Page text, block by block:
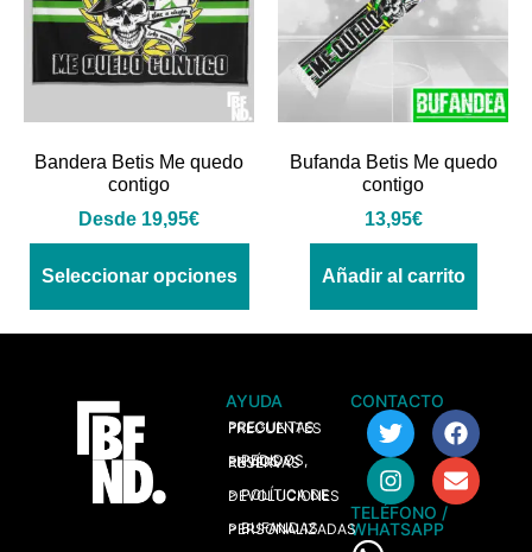
Bandera Betis Me quedo
contigo
Desde 19,95€
Seleccionar opciones
Bufanda Betis Me quedo
contigo
13,95€
Añadir al carrito
AYUDA
> PREGUNTAS FRECUENTES
> PEDIDOS, ENVÍOS Y RESERVAS
> POLÍTICA DE DEVOLUCIONES
> BUFANDAS PERSONALIZADAS
CONTACTO
TELÉFONO /
WHATSAPP